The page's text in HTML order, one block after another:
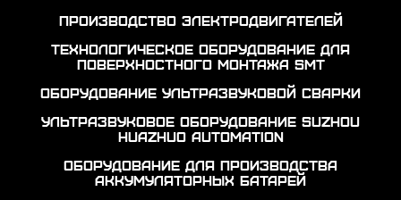
Производство электродвигателей
Технологическое оборудование для
поверхностного монтажа SMT
Оборудование ультразвуковой сварки
Ультразвуковое оборудование Suzhou
Huazhuo automation
Оборудование для производства
аккумуляторных батарей